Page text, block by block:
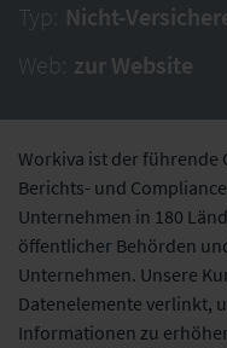
Typ: Nicht-
Web: zur Website
Workiva ist der führende
Berichts- und
Unternehmen in 180
öffentlicher Behörden
Unternehmen. Unsere
Datenelemente verlinkt,
Informationen zu